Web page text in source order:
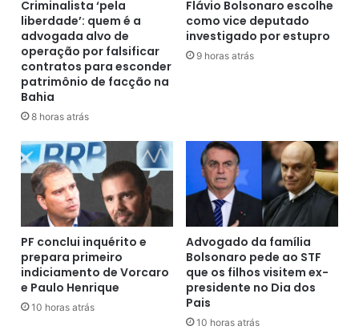
a
-
B
A
-
(
2
/
0
0
2
0
)
m
b
e
i
r
o
s
p
e
r
d
t
i
t
u
d
Criminalista ‘pela
liberdade’: quem é a
advogada alvo de
operação por falsificar
contratos para esconder
patrimônio de facção na
Bahia
8 horas atrás
Flávio Bolsonaro escolhe
como vice deputado
investigado por estupro
9 horas atrás
PF conclui inquérito e
prepara primeiro
indiciamento de Vorcaro
e Paulo Henrique
10 horas atrás
Advogado da família
Bolsonaro pede ao STF
que os filhos visitem ex-
presidente no Dia dos
Pais
10 horas atrás